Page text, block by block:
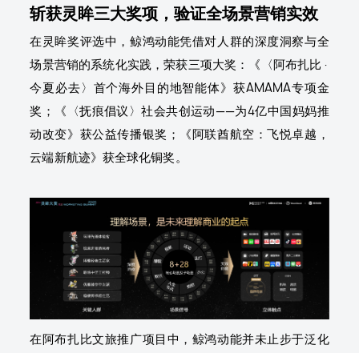
斩获灵眸三大奖项，验证全场景营销实效
在灵眸奖评选中，鲸鸿动能凭借对人群的深度洞察与全
场景营销的系统化实践，荣获三项大奖：《〈阿布扎比·
今夏必去〉首个海外目的地智能体》获AMAMA专项金
奖；《〈抚痕倡议〉社会共创运动——为4亿中国妈妈推
动改变》获公益传播银奖；《阿联酋航空：飞悦卓越，
云端新航迹》获全球化铜奖。
在阿布扎比文旅推广项目中，鲸鸿动能并未止步于泛化